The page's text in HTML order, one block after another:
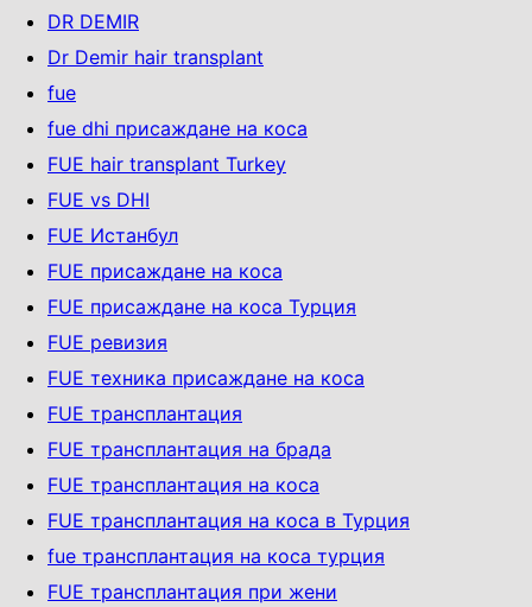
DR DEMIR
Dr Demir hair transplant
fue
fue dhi присаждане на коса
FUE hair transplant Turkey
FUE vs DHI
FUE Истанбул
FUE присаждане на коса
FUE присаждане на коса Турция
FUE ревизия
FUE техника присаждане на коса
FUE трансплантация
FUE трансплантация на брада
FUE трансплантация на коса
FUE трансплантация на коса в Турция
fue трансплантация на коса турция
FUE трансплантация при жени